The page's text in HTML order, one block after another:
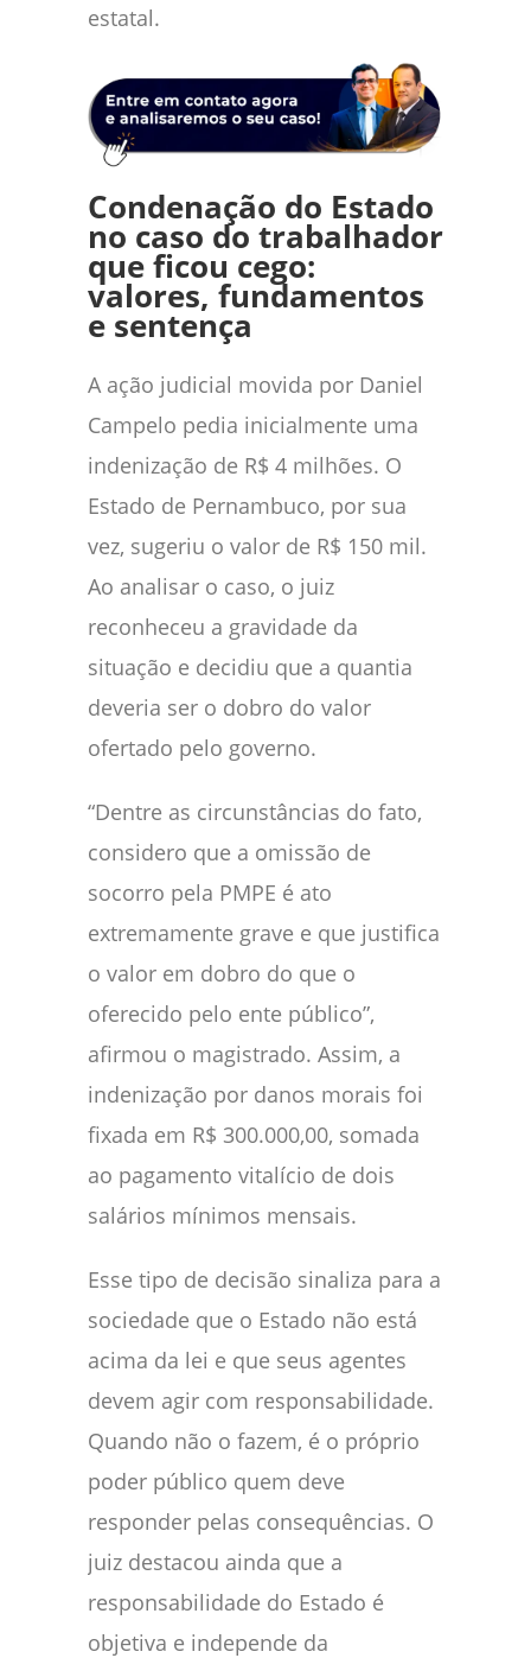
estatal.
Condenação do Estado
no caso do trabalhador
que ficou cego:
valores, fundamentos
e sentença
A ação judicial movida por Daniel
Campelo pedia inicialmente uma
indenização de R$ 4 milhões. O
Estado de Pernambuco, por sua
vez, sugeriu o valor de R$ 150 mil.
Ao analisar o caso, o juiz
reconheceu a gravidade da
situação e decidiu que a quantia
deveria ser o dobro do valor
ofertado pelo governo.
“Dentre as circunstâncias do fato,
considero que a omissão de
socorro pela PMPE é ato
extremamente grave e que justifica
o valor em dobro do que o
oferecido pelo ente público”,
afirmou o magistrado. Assim, a
indenização por danos morais foi
fixada em R$ 300.000,00, somada
ao pagamento vitalício de dois
salários mínimos mensais.
Esse tipo de decisão sinaliza para a
sociedade que o Estado não está
acima da lei e que seus agentes
devem agir com responsabilidade.
Quando não o fazem, é o próprio
poder público quem deve
responder pelas consequências. O
juiz destacou ainda que a
responsabilidade do Estado é
objetiva e independe da